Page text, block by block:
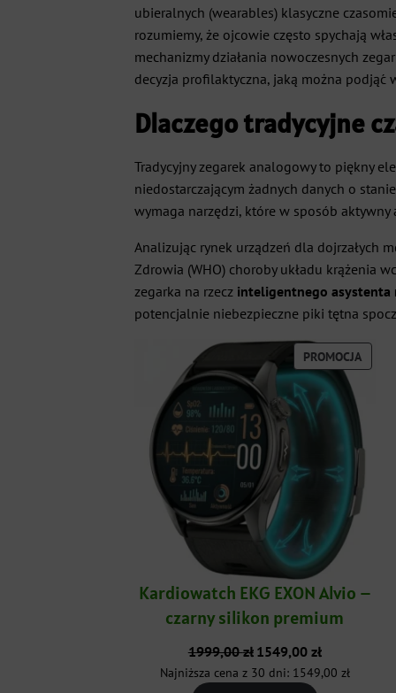
ubieralnych (wearables) klasyczne
rozumiemy, że ojcowie często spychają
mechanizmy działania nowoczesnych
decyzja profilaktyczna, jaką można podjąć
Dlaczego tradycyjne
Tradycyjny zegarek analogowy to piękny
niedostarczającym żadnych danych o
wymaga narzędzi, które w sposób
Analizując rynek urządzeń dla dojrzałych
Zdrowia (WHO) choroby układu krążenia
zegarka na rzecz inteligentnego asystenta
potencjalnie niebezpieczne piki tętna
PROMOCJA
W
Kardiowatch EKG EXON Alvio –
czarny silikon premium
1999,00zł Pierwotna
cena
wynosiła:
1549,00 złAktualna
cena
wynosi:
Najniższa cena z 30 dni: 1549,00 zł